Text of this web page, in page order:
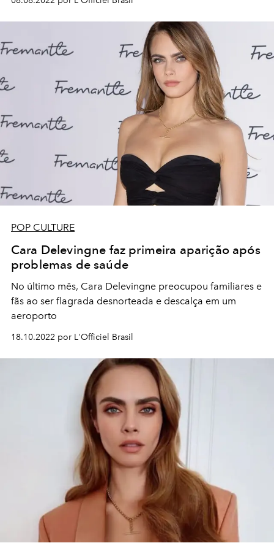
POP CULTURE
Cara Delevingne faz primeira aparição após
problemas de saúde
No último mês, Cara Delevingne preocupou familiares e
fãs ao ser flagrada desnorteada e descalça em um
aeroporto
18.10.2022 por L'Officiel Brasil